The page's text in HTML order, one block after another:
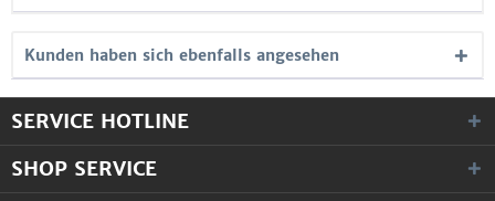
Kunden haben sich ebenfalls angesehen
SERVICE HOTLINE
SHOP SERVICE